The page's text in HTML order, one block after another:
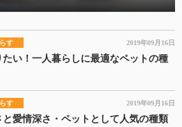
す 2019年09月16日
たい！一人暮らしに最適なペットの種
す 2019年09月16日
と愛情深さ・ペットとして人気の種類